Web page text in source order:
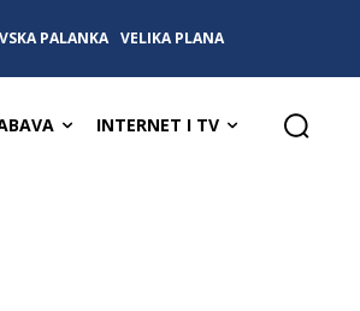
PALANKA VELIKA PLANA
INTERNET I TV